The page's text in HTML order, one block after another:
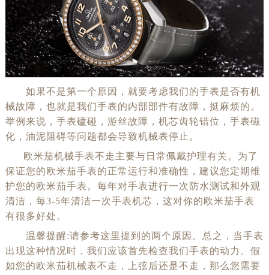
如果不是第一个原因，就要考虑我们的手表是否有机
械故障，也就是我们手表的内部部件有故障，挺麻烦的。
举例来说，手表磕碰，游丝故障，机芯齿轮错位，手表磁
化，油泥阻碍等问题都会导致机械表停止。
欧米茄机械手表不走主要与日常佩戴护理有关。为了
保证您的欧米茄手表的正常运行和准确性，建议您定期维
护您的欧米茄手表。每年对手表进行一次防水测试和外观
清洁，每3-5年清洁一次手表机芯，这对你的欧米茄手表
有很多好处。
温馨提醒:请参考这里提到的两个原因。总之，当手表
出现这种情况时，我们应该首先检查我们手表的动力。假
如您的欧米茄机械表不走，上弦后还是不走，那么您需要